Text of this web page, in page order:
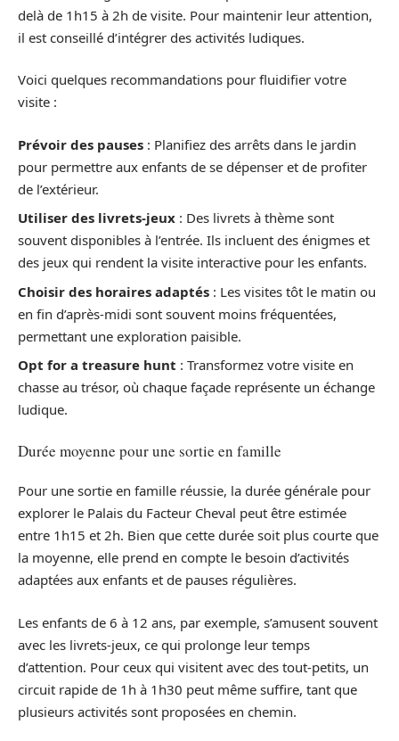
delà de 1h15 à 2h de visite. Pour maintenir leur attention,
il est conseillé d’intégrer des activités ludiques.
Voici quelques recommandations pour fluidifier votre
visite :
Prévoir des pauses : Planifiez des arrêts dans le jardin
pour permettre aux enfants de se dépenser et de profiter
de l’extérieur.
Utiliser des livrets-jeux : Des livrets à thème sont
souvent disponibles à l’entrée. Ils incluent des énigmes et
des jeux qui rendent la visite interactive pour les enfants.
Choisir des horaires adaptés : Les visites tôt le matin ou
en fin d’après-midi sont souvent moins fréquentées,
permettant une exploration paisible.
Opt for a treasure hunt : Transformez votre visite en
chasse au trésor, où chaque façade représente un échange
ludique.
Durée moyenne pour une sortie en famille
Pour une sortie en famille réussie, la durée générale pour
explorer le Palais du Facteur Cheval peut être estimée
entre 1h15 et 2h. Bien que cette durée soit plus courte que
la moyenne, elle prend en compte le besoin d’activités
adaptées aux enfants et de pauses régulières.
Les enfants de 6 à 12 ans, par exemple, s’amusent souvent
avec les livrets-jeux, ce qui prolonge leur temps
d’attention. Pour ceux qui visitent avec des tout-petits, un
circuit rapide de 1h à 1h30 peut même suffire, tant que
plusieurs activités sont proposées en chemin.